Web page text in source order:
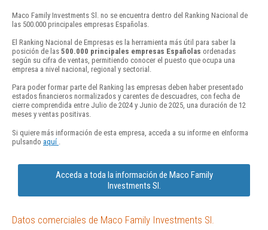
Maco Family Investments Sl. no se encuentra dentro del Ranking Nacional de
las 500.000 principales empresas Españolas.
El Ranking Nacional de Empresas es la herramienta más útil para saber la
posición de las 500.000 principales empresas Españolas ordenadas
según su cifra de ventas, permitiendo conocer el puesto que ocupa una
empresa a nivel nacional, regional y sectorial.
Para poder formar parte del Ranking las empresas deben haber presentado
estados financieros normalizados y carentes de descuadres, con fecha de
cierre comprendida entre Julio de 2024 y Junio de 2025, una duración de 12
meses y ventas positivas.
Si quiere más información de esta empresa, acceda a su informe en eInforma
pulsando aquí
Acceda a toda la información de Maco Family
Investments Sl.
Datos comerciales de Maco Family Investments Sl.